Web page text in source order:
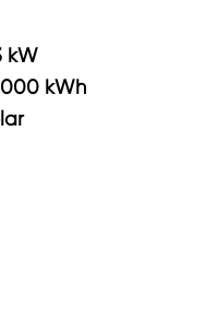
kW
000 kWh